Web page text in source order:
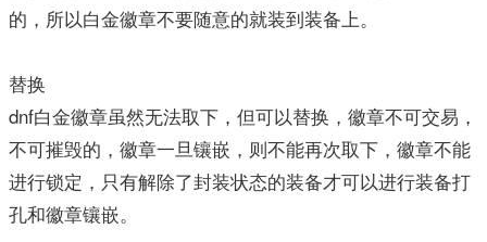
的，所以白金徽章不要随意的就装到装备上。
替换
dnf白金徽章虽然无法取下，但可以替换，徽章不可交易，
不可摧毁的，徽章一旦镶嵌，则不能再次取下，徽章不能
进行锁定，只有解除了封装状态的装备才可以进行装备打
孔和徽章镶嵌。